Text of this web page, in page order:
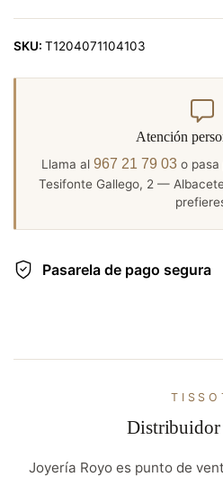
SKU: T1204071104103
Atención
Llama al 967 21 79 03 o pasa
Tesifonte Gallego, 2 —
Pasarela de pago segura
Joyería Royo es punto de